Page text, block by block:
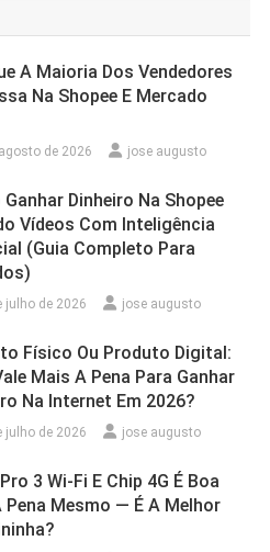
A Maioria Dos Vendedores
Na Shopee E Mercado
de 2026 jose augusto
Dinheiro Na Shopee
Vídeos Com Inteligência
(Guia Completo Para
julho de 2026 jose augusto
Físico Ou Produto Digital:
Mais A Pena Para Ganhar
Na Internet Em 2026?
julho de 2026 jose augusto
3 Wi‑Fi E Chip 4G É Boa
Pena Mesmo — É A Melhor